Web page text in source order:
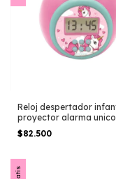
Reloj despertador
proyector alarma
cresko
$82.500